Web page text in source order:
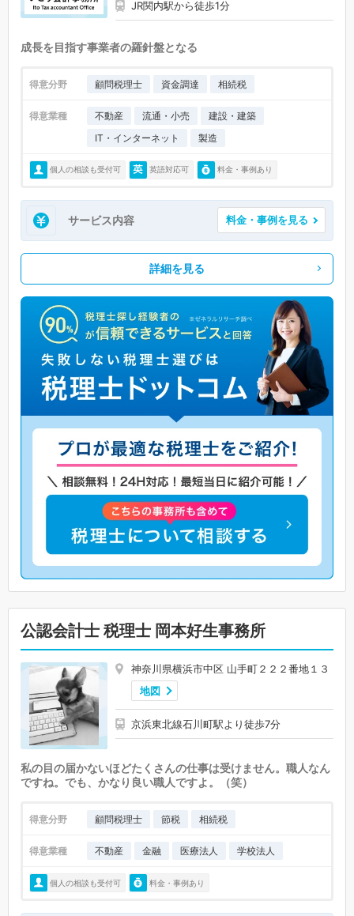
JR関内駅から徒歩1分
成長を目指す事業者の羅針盤となる
得意分野 顧問税理士 資金調達 相続税
得意業種 不動産 流通・小売
建設・建築
IT・インターネット
製造
個人の相談も受付可 英語対応可 料金・事例あり
サービス内容 料金・事例を見る
詳細を見る
公認会計士 税理士 岡本好生事務所
神奈川県横浜市中区 山手町２２２番地１３
地図
京浜東北線石川町駅より徒歩7分
私の目の届かないほどたくさんの仕事は受けません。職人なん
ですね。でも、かなり良い職人ですよ。（笑）
得意分野 顧問税理士 節税 相続税
得意業種 不動産 金融 医療法人 学校法人
個人の相談も受付可 料金・事例あり